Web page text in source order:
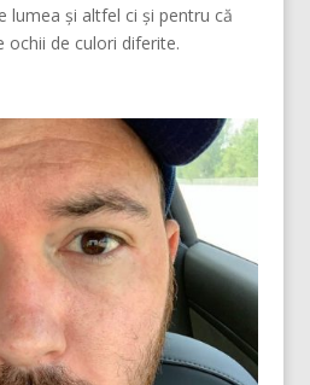
lumea și altfel ci și pentru că
ochii de culori diferite.